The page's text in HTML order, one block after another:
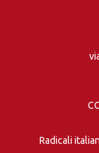
Radicali